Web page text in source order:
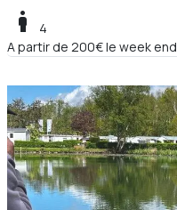
boy
4
A partir de 200€ le week end